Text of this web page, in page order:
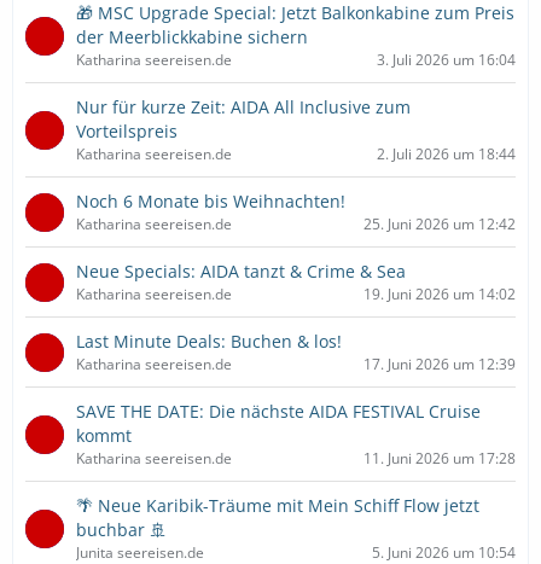
🎁 MSC Upgrade Special: Jetzt Balkonkabine zum Preis
der Meerblickkabine sichern
Katharina seereisen.de 3. Juli 2026 um 16:04
Nur für kurze Zeit: AIDA All Inclusive zum
Vorteilspreis
Katharina seereisen.de 2. Juli 2026 um 18:44
Noch 6 Monate bis Weihnachten!
Katharina seereisen.de 25. Juni 2026 um 12:42
Neue Specials: AIDA tanzt & Crime & Sea
Katharina seereisen.de 19. Juni 2026 um 14:02
Last Minute Deals: Buchen & los!
Katharina seereisen.de 17. Juni 2026 um 12:39
SAVE THE DATE: Die nächste AIDA FESTIVAL Cruise
kommt
Katharina seereisen.de 11. Juni 2026 um 17:28
🌴 Neue Karibik-Träume mit Mein Schiff Flow jetzt
buchbar 🚢
Junita seereisen.de 5. Juni 2026 um 10:54